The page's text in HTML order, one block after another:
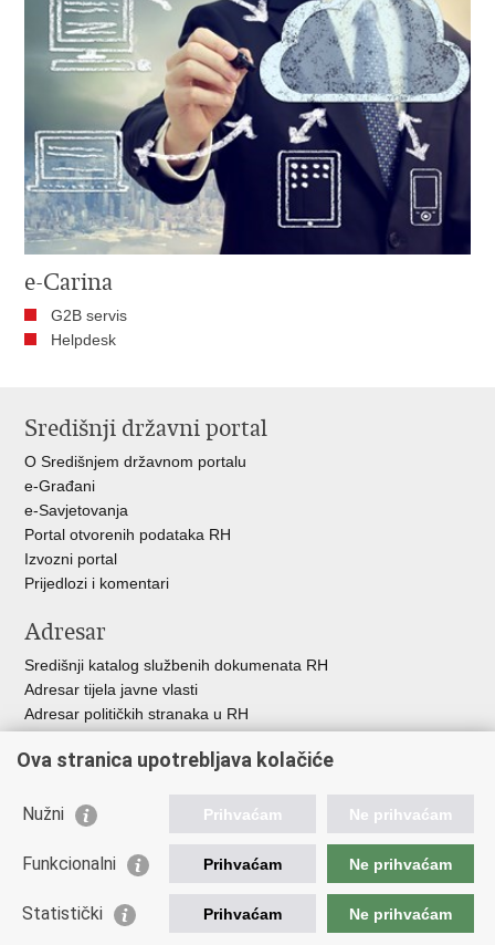
e-Carina
G2B servis
Helpdesk
Središnji državni portal
O Središnjem državnom portalu
e-Građani
e-Savjetovanja
Portal otvorenih podataka RH
Izvozni portal
Prijedlozi i komentari
Adresar
Središnji katalog službenih dokumenata RH
Adresar tijela javne vlasti
Adresar političkih stranaka u RH
Besplatni telefoni javne uprave
Važne poveznice
Vlada Republike Hrvatske
Europska komisija
Ova stranica upotrebljava kolačiće
Nužni Prihvaćam Ne prihvaćam
Funkcionalni Prihvaćam Ne prihvaćam
Statistički Prihvaćam Ne prihvaćam